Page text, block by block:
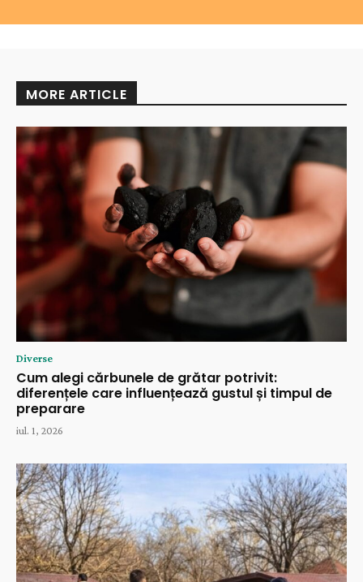
MORE ARTICLE
Diverse
Cum alegi cărbunele de grătar potrivit:
diferențele care influențează gustul și timpul de
preparare
iul. 1, 2026